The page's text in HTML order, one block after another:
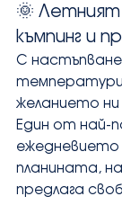
🌞 Летният
къмпинг и
С
желанието ни
Един от най-
ежедневието
планината,
предлага